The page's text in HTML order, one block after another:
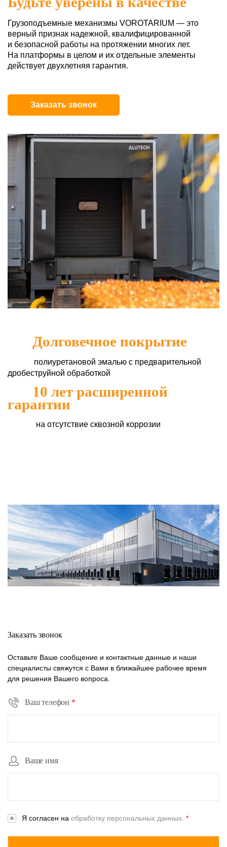
Грузоподъемные механизмы VOROTARIUM — это
верный признак надежной, квалифицированной
и безопасной работы на протяжении многих лет.
На платформы в целом и их отдельные элементы
действует двухлетняя гарантия.
Заказать звонок
Долговечное покрытие
полиуретановой эмалью с предварительной
дробеструйной обработкой
10 лет расширенной
гарантии
на отсутствие сквозной коррозии
Заказать звонок
Оставьте Ваше сообщение и контактные данные и наши
специалисты свяжутся с Вами в ближайшее рабочее время
для решения Вашего вопроса.
Ваш телефон *
Ваше имя
Я согласен на обработку персональных данных. *